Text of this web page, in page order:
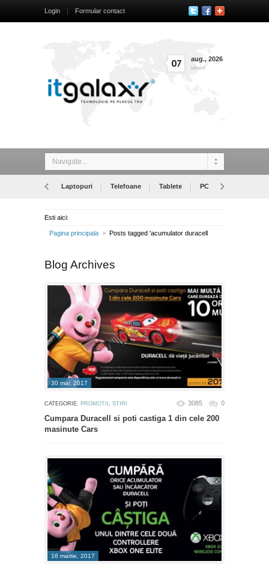
Login Formular contact
07 aug., 2026
vineri
Navigate...
Laptopuri Telefoane Tablete PC
Esti aici:
Pagina principala Posts tagged 'acumulator duracell
Blog Archives
30 mai, 2017
CATEGORIE: PROMOTII , STIRI 3085 0
Cumpara Duracell si poti castiga 1 din cele 200
masinute Cars
16 martie, 2017